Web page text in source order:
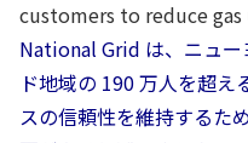
customers to reduce
National Grid は、ニュー
ド地域の 190 万人を超え
スの信頼性を維持するた